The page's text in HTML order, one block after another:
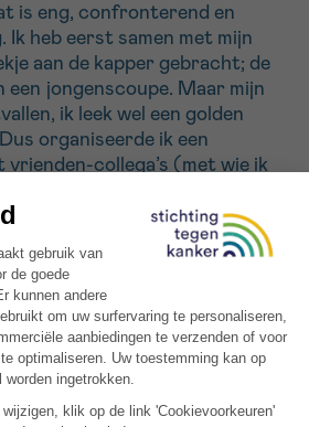
is eng, confronterend en
Ik heb eerst samen met mijn
aan de kapper gebracht; de
een jongenscoupe. Maar mijn
ik leek wel een golden
organiseerde ik een
vrienden-collega’s (met wie ik
schoor mijn haren af in
sfeer, en een verpleegster
dagen later netjes bij.
manicure?!
en stel een
samen met daarin Laroche-
voor broze en gebroken